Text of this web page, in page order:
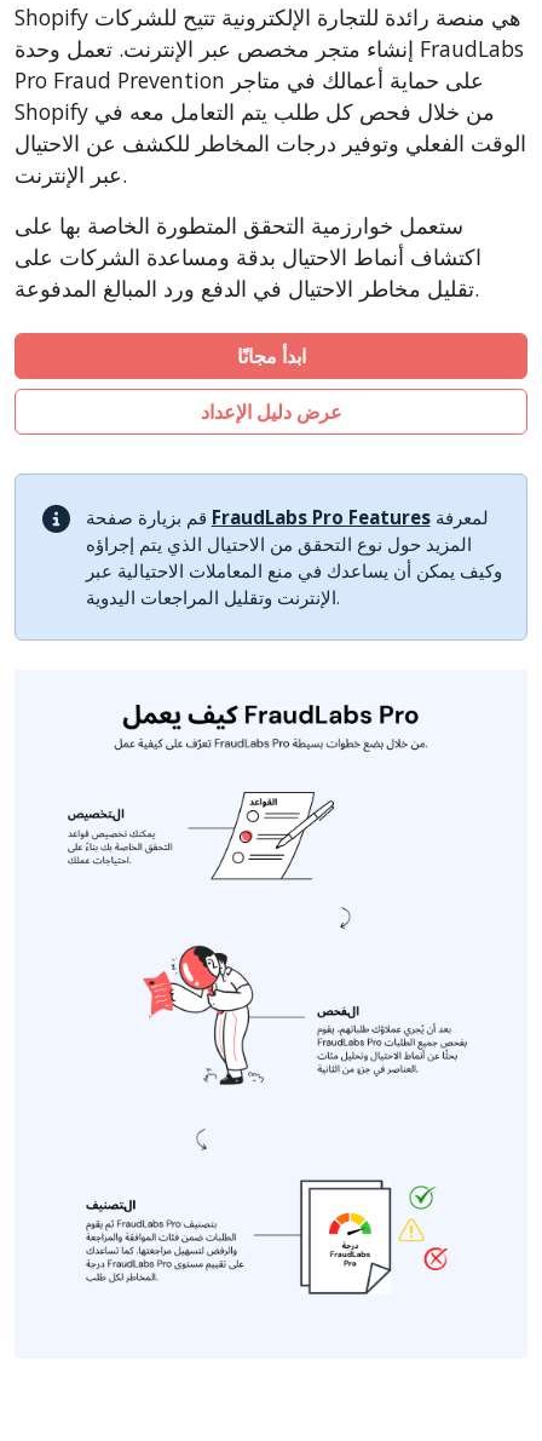
LiteCart
ZenCart
PinnacleCart
FoxyCart
Easy Digital Downloads
nopCommerce
Ecwid by Lightspeed
WISECP
Shopware
Shopify هي منصة رائدة للتجارة الإلكترونية تتيح للشركات
إنشاء متجر مخصص عبر الإنترنت. تعمل وحدة FraudLabs
Pro Fraud Prevention على حماية أعمالك في متاجر
Shopify من خلال فحص كل طلب يتم التعامل معه في
الوقت الفعلي وتوفير درجات المخاطر للكشف عن الاحتيال
عبر الإنترنت.
ستعمل خوارزمية التحقق المتطورة الخاصة بها على
اكتشاف أنماط الاحتيال بدقة ومساعدة الشركات على
تقليل مخاطر الاحتيال في الدفع ورد المبالغ المدفوعة.
ابدأ مجانًا
عرض دليل الإعداد
FraudLabs Pro Featuresلمعرفة
المزيد حول نوع التحقق من الاحتيال الذي يتم إجراؤه
وكيف يمكن أن يساعدك في منع المعاملات الاحتيالية عبر
الإنترنت وتقليل المراجعات اليدوية.